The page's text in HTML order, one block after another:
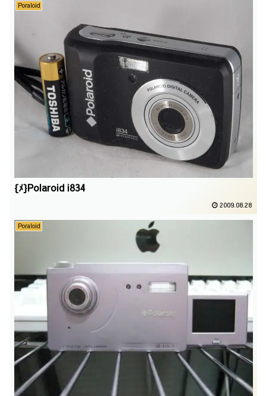
Poraloid
{ﾒ}Polaroid i834
2009.08.28
Poraloid